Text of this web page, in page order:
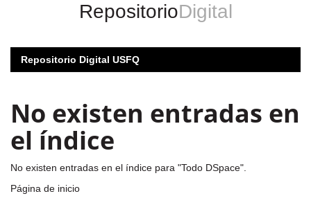
RepositorioDigital
Repositorio Digital USFQ
No existen entradas en
el índice
No existen entradas en el índice para "Todo DSpace".
Página de inicio